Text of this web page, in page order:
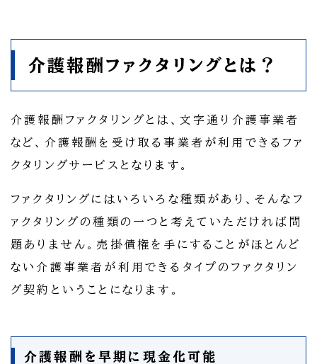
介護報酬ファクタリングとは？
介護報酬ファクタリングとは、文字通り介護事業者
など、介護報酬を受け取る事業者が利用できるファ
クタリングサービスとなります。
ファクタリングにはいろいろな種類があり、そんなフ
ァクタリングの種類の一つと考えていただければ問
題ありません。売掛債権を手にすることがほとんど
ない介護事業者が利用できるタイプのファクタリン
グ契約ということになります。
介護報酬を早期に現金化可能